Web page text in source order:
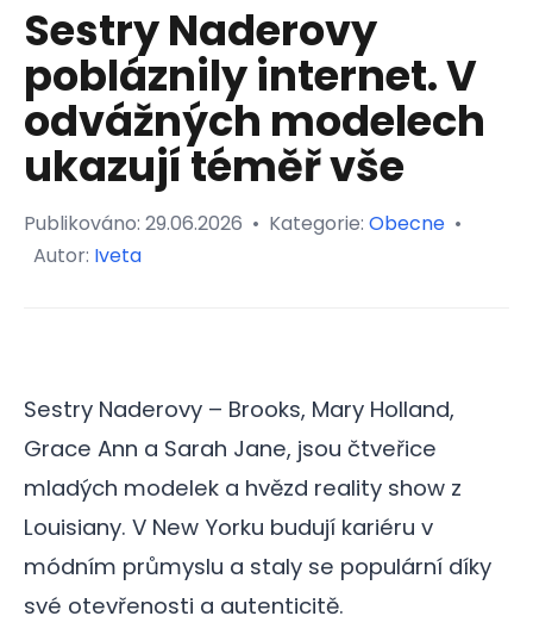
Sestry Naderovy
pobláznily internet. V
odvážných modelech
ukazují téměř vše
Publikováno: 29.06.2026 • Kategorie: Obecne •
Autor: Iveta
Sestry Naderovy – Brooks, Mary Holland,
Grace Ann a Sarah Jane, jsou čtveřice
mladých modelek a hvězd reality show z
Louisiany. V New Yorku budují kariéru v
módním průmyslu a staly se populární díky
své otevřenosti a autenticitě.